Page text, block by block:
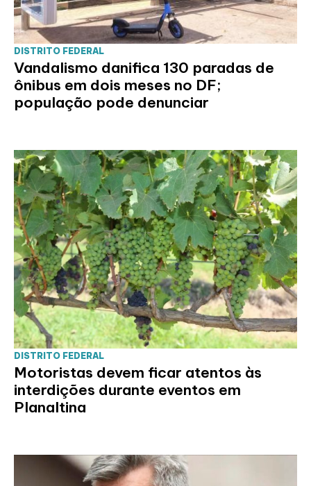
DISTRITO FEDERAL
Vandalismo danifica 130 paradas de
ônibus em dois meses no DF;
população pode denunciar
DISTRITO FEDERAL
Motoristas devem ficar atentos às
interdições durante eventos em
Planaltina